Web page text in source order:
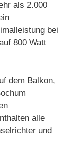
als 2.000
bei
800 Watt
dem Balkon,
alle
und